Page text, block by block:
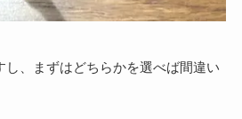
し、まずはどちらかを選べば間違い